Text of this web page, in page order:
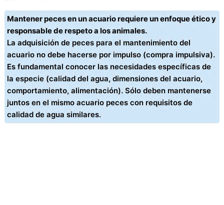
Mantener peces en un acuario requiere un enfoque ético y
responsable de respeto a los animales.
La adquisición de peces para el mantenimiento del
acuario no debe hacerse por impulso (compra impulsiva).
Es fundamental conocer las necesidades específicas de
la especie (calidad del agua, dimensiones del acuario,
comportamiento, alimentación). Sólo deben mantenerse
juntos en el mismo acuario peces con requisitos de
calidad de agua similares.